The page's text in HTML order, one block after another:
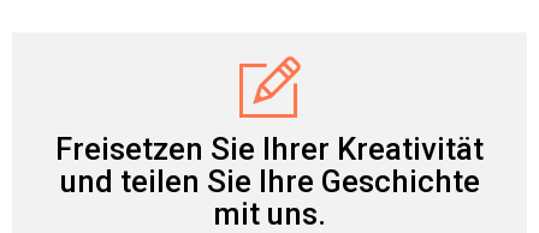
Freisetzen Sie Ihrer Kreativität
und teilen Sie Ihre Geschichte
mit uns.